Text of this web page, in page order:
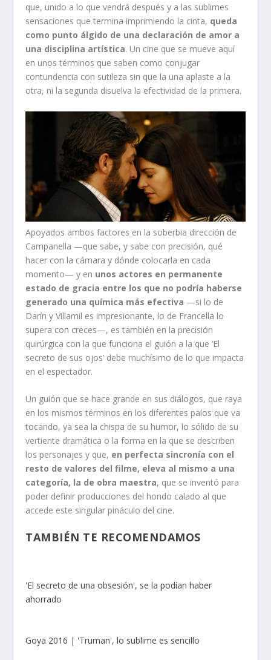
que, unido a lo que vendrá después y a las sublimes
sensaciones que termina imprimiendo la cinta, queda
como punto álgido de una declaración de amor a
una disciplina artística. Un cine que se mueve aquí
en unos términos que saben como conjugar
contundencia con sutileza sin que la una aplaste a la
otra, ni la segunda disuelva la efectividad de la primera.
Apoyados ambos factores en la soberbia dirección de
Campanella —que sabe, y sabe con precisión, qué
hacer con la cámara y dónde colocarla en cada
momento— y en unos actores en permanente
estado de gracia entre los que no podría haberse
generado una química más efectiva —si lo de
Darín y Villamil es impresionante, lo de Francella lo
supera con creces—, es también en la precisión
quirúrgica con la que funciona el guión a la que ‘El
secreto de sus ojos’ debe muchísimo de lo que impacta
en el espectador.
Un guión que se hace grande en sus diálogos, que raya
en los mismos términos en los diferentes palos que va
tocando, ya sea la chispa de su humor, lo sólido de su
vertiente dramática o la forma en la que se describen
los personajes y que, en perfecta sincronía con el
resto de valores del filme, eleva al mismo a una
categoría, la de obra maestra, que se inventó para
poder definir producciones del hondo calado al que
accede este singular pináculo del cine.
TAMBIÉN TE RECOMENDAMOS
'El secreto de una obsesión', se la podían haber
ahorrado
Goya 2016 | 'Truman', lo sublime es sencillo